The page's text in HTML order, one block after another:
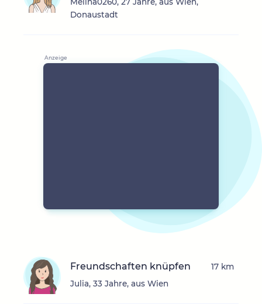
Donaustadt
Freundschaften knüpfen
Julia, 33 Jahre, aus Wien
17 km